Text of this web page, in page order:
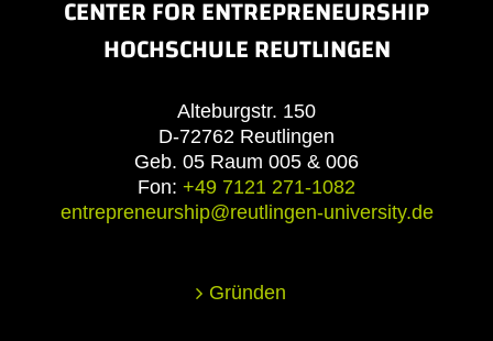
CENTER FOR ENTREPRENEURSHIP
HOCHSCHULE REUTLINGEN
Alteburgstr. 150
D-72762 Reutlingen
Geb. 05 Raum 005 & 006
Fon: +49 7121 271-1082
entrepreneurship@reutlingen-university.de
Gründen